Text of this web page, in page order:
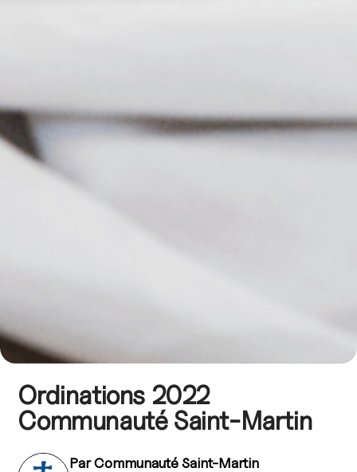
Ordinations 2022
Communauté Saint-Martin
ParCommunauté Saint-Martin